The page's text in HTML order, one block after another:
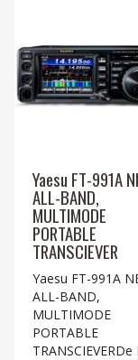
Yaesu FT-991A
ALL-BAND,
MULTIMODE
PORTABLE
TRANSCIEVER
Yaesu FT-991A
ALL-BAND,
MULTIMODE
PORTABLE
TRANSCIEVERDe